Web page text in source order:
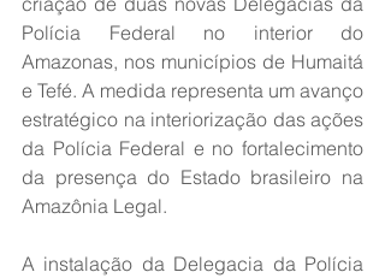
Polícia Federal no interior do
Amazonas, nos municípios de Humaitá
e Tefé. A medida representa um avanço
estratégico na interiorização das ações
da Polícia Federal e no fortalecimento
da presença do Estado brasileiro na
Amazônia Legal.
A instalação da Delegacia da Polícia